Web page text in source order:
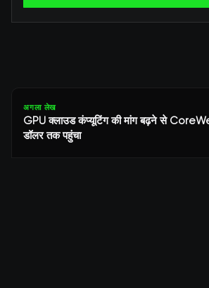
अगला लेख
GPU क्लाउड कंप्यूटिंग की मांग बढ़ने से
डॉलर तक पहुंचा